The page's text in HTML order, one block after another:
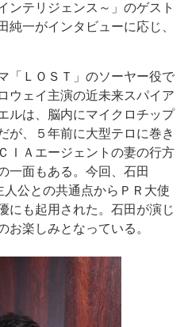
テリジェンス～」のゲスト
純一がインタビューに応じ、
「ＬＯＳＴ」のソーヤー役で
ウェイ主演の近未来スパイア
ルは、脳内にマイクロチップ
が、５年前に大型テロに巻き
ＩＡエージェントの妻の行方
一面もある。今回、石田
人公との共通点からＰＲ大使
にも起用された。石田が演じ
お楽しみとなっている。